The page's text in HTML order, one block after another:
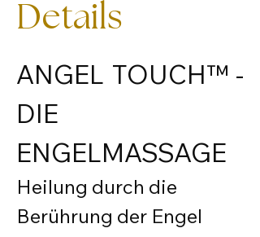
Details
ANGEL TOUCH™ -
DIE
ENGELMASSAGE
Heilung durch die
Berührung der Engel